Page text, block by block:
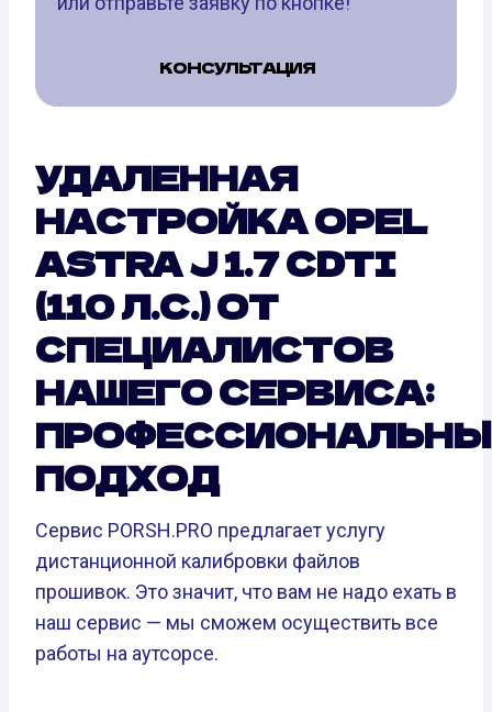
КОНСУЛЬТАЦИЯ
УДАЛЕННАЯ
НАСТРОЙКА OPEL
ASTRA J 1.7 CDTI
(110 Л.С.) ОТ
СПЕЦИАЛИСТОВ
НАШЕГО СЕРВИСА:
ПОДХОД
Сервис PORSH.PRO предлагает услугу
дистанционной калибровки файлов
прошивок. Это значит, что вам не надо ехать в
наш сервис — мы сможем осуществить все
работы на аутсорсе.